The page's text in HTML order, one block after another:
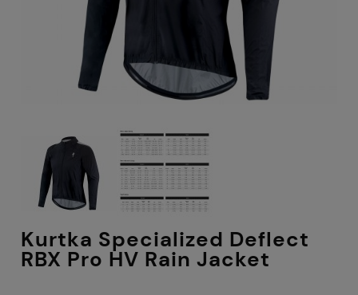
Kurtka Specialized Deflect
RBX Pro HV Rain Jacket